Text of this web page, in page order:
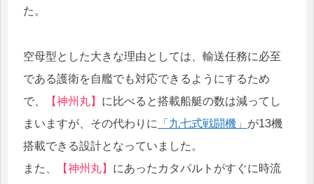
た。
空母型とした大きな理由としては、輸送任務に必至
である護衛を自艦でも対応できるようにするため
で、
【神州丸】 に比べると搭載船艇の数は減ってし
まいますが、その代わりに
「九七式戦闘機」 が13機
搭載できる設計となっていました。
また、
【神州丸】 にあったカタパルトがすぐに時流